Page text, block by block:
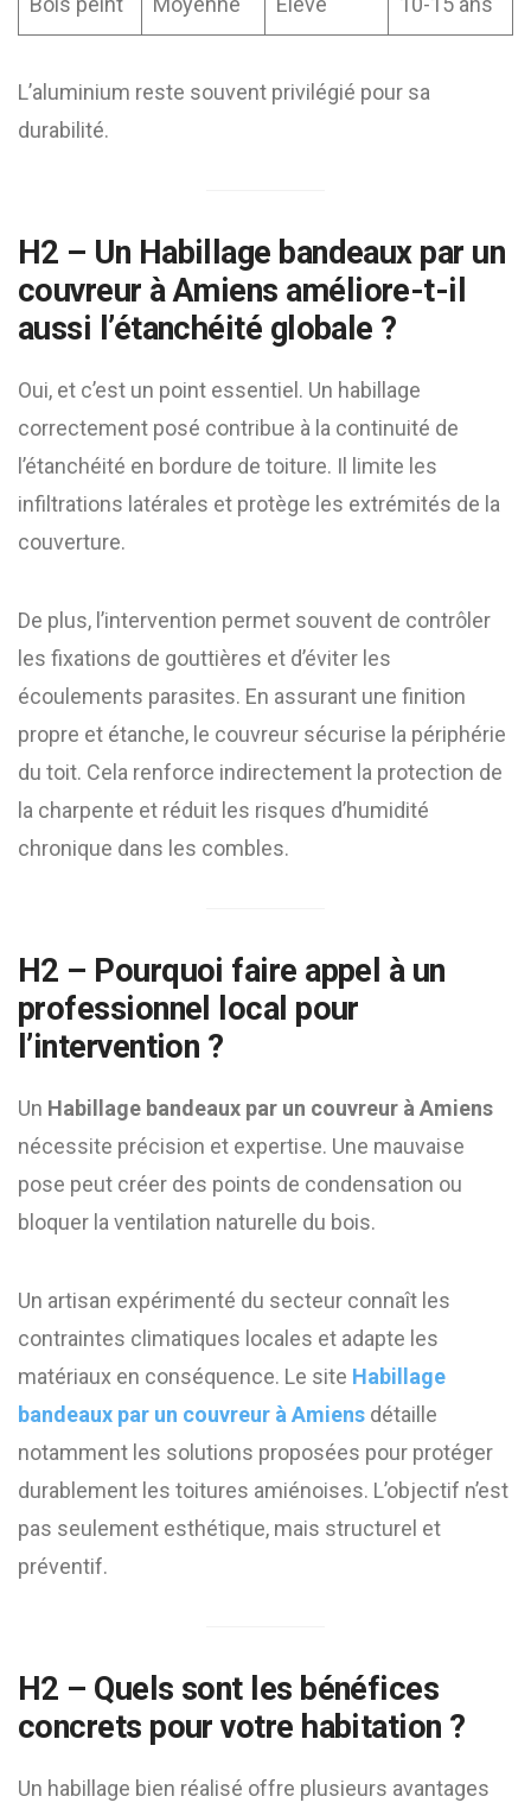
L’aluminium reste souvent privilégié pour sa
durabilité.
H2 – Un Habillage bandeaux par un
couvreur à Amiens améliore-t-il
aussi l’étanchéité globale ?
Oui, et c’est un point essentiel. Un habillage
correctement posé contribue à la continuité de
l’étanchéité en bordure de toiture. Il limite les
infiltrations latérales et protège les extrémités de la
couverture.
De plus, l’intervention permet souvent de contrôler
les fixations de gouttières et d’éviter les
écoulements parasites. En assurant une finition
propre et étanche, le couvreur sécurise la périphérie
du toit. Cela renforce indirectement la protection de
la charpente et réduit les risques d’humidité
chronique dans les combles.
H2 – Pourquoi faire appel à un
professionnel local pour
l’intervention ?
Un Habillage bandeaux par un couvreur à Amiens
nécessite précision et expertise. Une mauvaise
pose peut créer des points de condensation ou
bloquer la ventilation naturelle du bois.
Un artisan expérimenté du secteur connaît les
contraintes climatiques locales et adapte les
matériaux en conséquence. Le site Habillage
bandeaux par un couvreur à Amiens détaille
notamment les solutions proposées pour protéger
durablement les toitures amiénoises. L’objectif n’est
pas seulement esthétique, mais structurel et
préventif.
H2 – Quels sont les bénéfices
concrets pour votre habitation ?
Un habillage bien réalisé offre plusieurs avantages